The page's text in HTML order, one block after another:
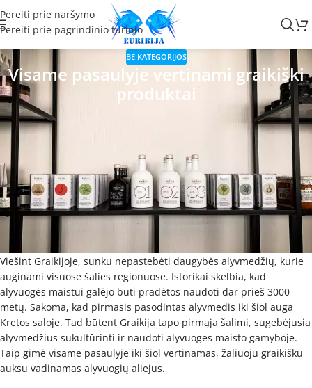
Pereiti prie naršymo
Pereiti prie pagrindinio turinio
BE KATEGORIJOS
Visame pasaulyje vertinami graikiški
produktai
Kas bent kartą lankėsi Graikijoje, turbūt nepraleido progos
pasimėgauti šios šalies maistu, išsiskiriančiu aukščiausia kokybe ir
natūralumu. Graikiški produktai dėl to vertinami visame pasaulyje.
Geriausios lauktuvės iš Graikijos – tai itin tyras natūralus alyvuogių
aliejus, marinuotos alyvuogės ar čia gamintas balzamiko užpilas.
Kaip graikams pavyko atrasti šį sėkmės receptą ir pasiūlyti
pasauliui aukščiausios kokybės produktus?
Žaliasis graikų auksas
Viešint Graikijoje, sunku nepastebėti daugybės alyvmedžių, kurie
auginami visuose šalies regionuose. Istorikai skelbia, kad
alyvuogės maistui galėjo būti pradėtos naudoti dar prieš 3000
metų. Sakoma, kad pirmasis pasodintas alyvmedis iki šiol auga
Kretos saloje. Tad būtent Graikija tapo pirmąja šalimi, sugebėjusia
alyvmedžius sukultūrinti ir naudoti alyvuoges maisto gamyboje.
Taip gimė visame pasaulyje iki šiol vertinamas, žaliuoju graikišku
auksu vadinamas alyvuogių aliejus.